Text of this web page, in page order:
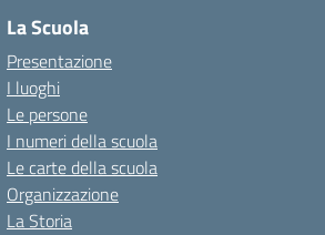
La Scuola
Presentazione
I luoghi
Le persone
I numeri della scuola
Le carte della scuola
Organizzazione
La Storia